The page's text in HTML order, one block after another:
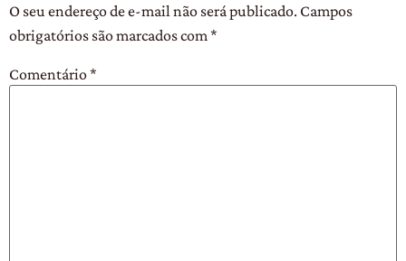
O seu endereço de e-mail não será publicado. Campos
obrigatórios são marcados com *
Comentário*